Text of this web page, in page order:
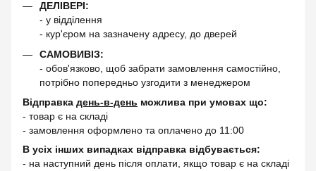
ДЕЛІВЕРІ:
- у відділення
- кур'єром на зазначену адресу, до дверей
САМОВИВІЗ:
- обов'язково, щоб забрати замовлення самостійно,
потрібно попередньо узгодити з менеджером
Відправка день-в-день можлива при умовах що:
- товар є на складі
- замовлення оформлено та оплачено до 11:00
В усіх інших випадках відправка відбувається:
- на наступний день після оплати, якщо товар є на складі